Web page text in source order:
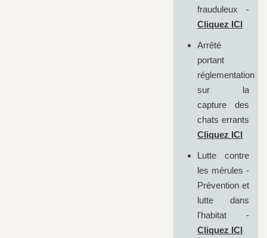
frauduleux -
Cliquez ICI
Arrêté
portant
réglementation
sur la
capture des
chats errants
Cliquez ICI
Lutte contre
les mérules -
Prévention et
lutte dans
l'habitat -
Cliquez ICI